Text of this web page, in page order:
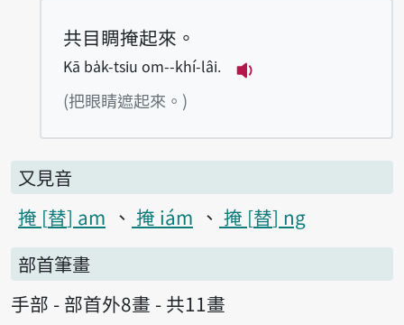
共目睭掩起來。
Kā ba̍k-tsiu om--khí-lâi.
(把眼睛遮起來。)
又見音
掩 替 am 掩 iám 掩 替 ng
部首筆畫
手部 - 部首外8畫 - 共11畫